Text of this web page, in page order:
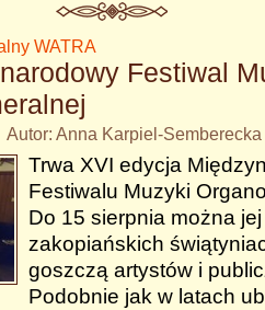
WATRA
Festiwal
Anna Karpiel-Semberecka
Trwa XVI edycja
Festiwalu Muzyki
Do 15 sierpnia można jej
zakopiańskich
goszczą artystów i
Podobnie jak w latach